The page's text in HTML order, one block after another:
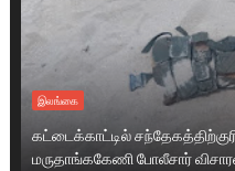
இலங்கை
கட்டைக்காட்டில்
மருதாங்ககேணி போலீசார்